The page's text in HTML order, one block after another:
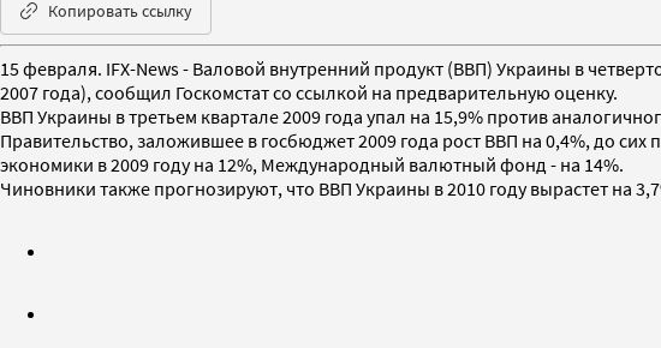
Копировать ссылку
15 февраля. IFX-News - Валовой внутренний продукт (ВВП) Украины в
2007 года), сообщил Госкомстат со ссылкой на предварительную оценку.
ВВП Украины в третьем квартале 2009 года упал на 15,9% против
Правительство, заложившее в госбюджет 2009 года рост ВВП на 0,4%, до
экономики в 2009 году на 12%, Международный валютный фонд - на 14%.
Чиновники также прогнозируют, что ВВП Украины в 2010 году вырастет на